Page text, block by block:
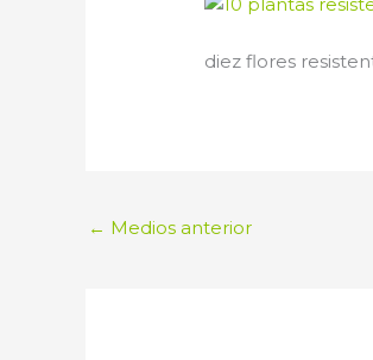
diez flores
← Medios anterior